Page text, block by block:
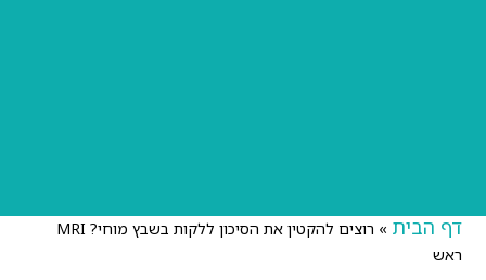
דף הבית »
רוצים להקטין את הסיכון ללקות בשבץ מוחי? MRI
ראש